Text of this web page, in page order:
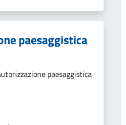
paesaggistica
paesaggistica